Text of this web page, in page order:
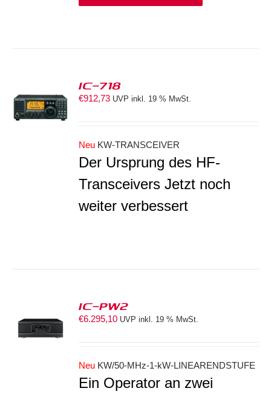
IC-718
€912,73 UVP inkl. 19 % MwSt.
Neu KW-TRANSCEIVER
Der Ursprung des HF-
Transceivers Jetzt noch
weiter verbessert
IC-PW2
€6.295,10 UVP inkl. 19 % MwSt.
Neu KW/50-MHz-1-kW-LINEARENDSTUFE
Ein Operator an zwei